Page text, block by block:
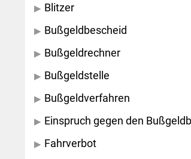
Blitzer
Bußgeldbescheid
Bußgeldrechner
Bußgeldstelle
Bußgeldverfahren
Einspruch gegen den
Fahrverbot